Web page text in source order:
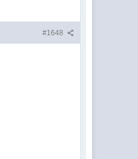
#1648